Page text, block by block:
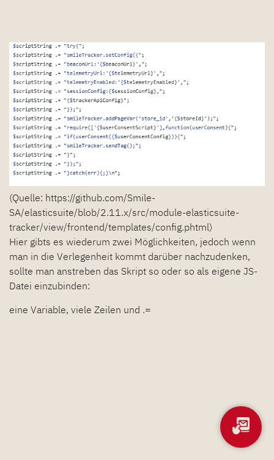
(Quelle: https://github.com/Smile-
SA/elasticsuite/blob/2.11.x/src/module-elasticsuite-
tracker/view/frontend/templates/config.phtml)
Hier gibts es wiederum zwei Möglichkeiten, jedoch wenn
man in die Verlegenheit kommt darüber nachzudenken,
sollte man anstreben das Skript so oder so als eigene JS-
Datei einzubinden:
eine Variable, viele Zeilen und .=